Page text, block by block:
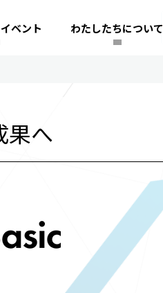
ベント わたしたちについて
果へ